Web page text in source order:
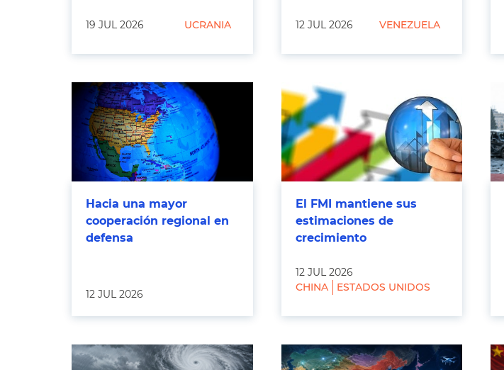
19 JUL 2026 UCRANIA 12 JUL 2026 VENEZUELA
Hacia una mayor
cooperación regional en
defensa
12 JUL 2026
El FMI mantiene sus
estimaciones de
crecimiento
12 JUL 2026
CHINA
ESTADOS UNIDOS